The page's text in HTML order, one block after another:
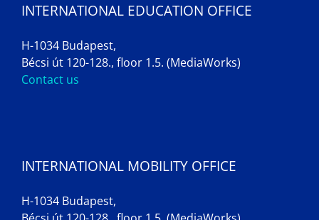
INTERNATIONAL EDUCATION OFFICE
H-1034 Budapest,
Bécsi út 120-128., floor 1.5. (MediaWorks)
Contact us
INTERNATIONAL MOBILITY OFFICE
H-1034 Budapest,